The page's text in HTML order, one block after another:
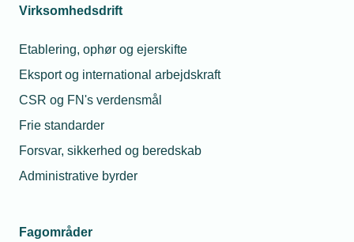
Virksomhedsdrift
Etablering, ophør og ejerskifte
Eksport og international arbejdskraft
CSR og FN's verdensmål
Frie standarder
Forsvar, sikkerhed og beredskab
Administrative byrder
Fagområder
ikke tage flere opgaver ind, end der er hænder til,
ser vi ingen tegn på flaskehalsproblemer, siger
Maria Schougaard Berntsen.
medlemsundersøgelsen, og svarene er indsamlet i
begyndelsen af november 2020.
Hvilken betydning forventer du, at